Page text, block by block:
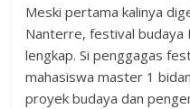
Meski pertama kalinya
Nanterre, festival budaya
lengkap. Si penggagas
mahasiswa master 1
proyek budaya dan